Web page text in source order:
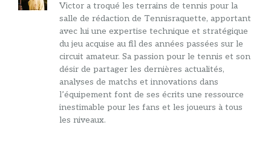
Victor a troqué les terrains de tennis pour la
salle de rédaction de Tennisraquette, apportant
avec lui une expertise technique et stratégique
du jeu acquise au fil des années passées sur le
circuit amateur. Sa passion pour le tennis et son
désir de partager les dernières actualités,
analyses de matchs et innovations dans
l’équipement font de ses écrits une ressource
inestimable pour les fans et les joueurs à tous
les niveaux.